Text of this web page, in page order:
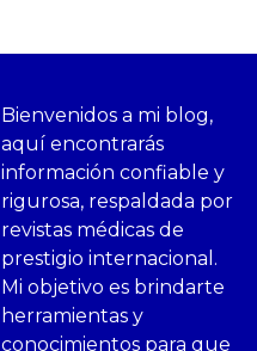
Bienvenidos a mi blog,
aquí encontrarás
información confiable y
rigurosa, respaldada por
revistas médicas de
prestigio internacional.
Mi objetivo es brindarte
herramientas y
conocimientos para que